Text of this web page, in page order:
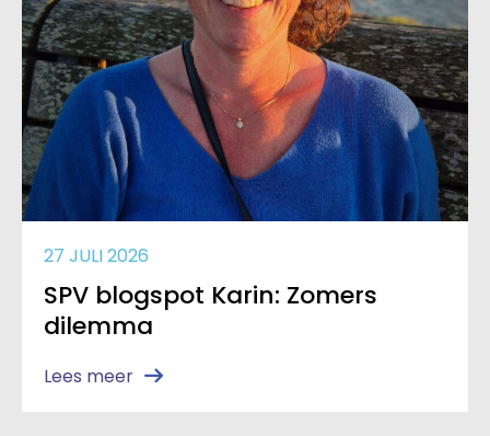
27 JULI 2026
SPV blogspot Karin: Zomers
dilemma
Lees meer